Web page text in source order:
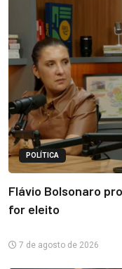
POLÍTICA
Flávio Bolsonaro
for eleito
7 de agosto de 2026